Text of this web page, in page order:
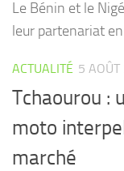
Le Bénin et le
leur partenariat
ACTUALITÉ 5
Tchaourou :
moto
marché